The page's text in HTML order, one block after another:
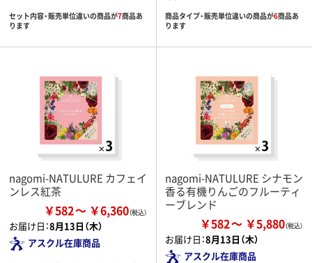
セット内容・販売単位違いの商品が7商品あ
ります
商品タイプ・販売単位違いの商品が6商品あ
ります
nagomi-NATULURE カフェイ
ンレス紅茶
￥582 ￥6,360
お届け日：8月13日（木）
アスクル在庫商品
nagomi-NATULURE シナモン
香る有機りんごのフルーティ
ーブレンド
￥582 ￥5,880
お届け日：8月13日（木）
アスクル在庫商品